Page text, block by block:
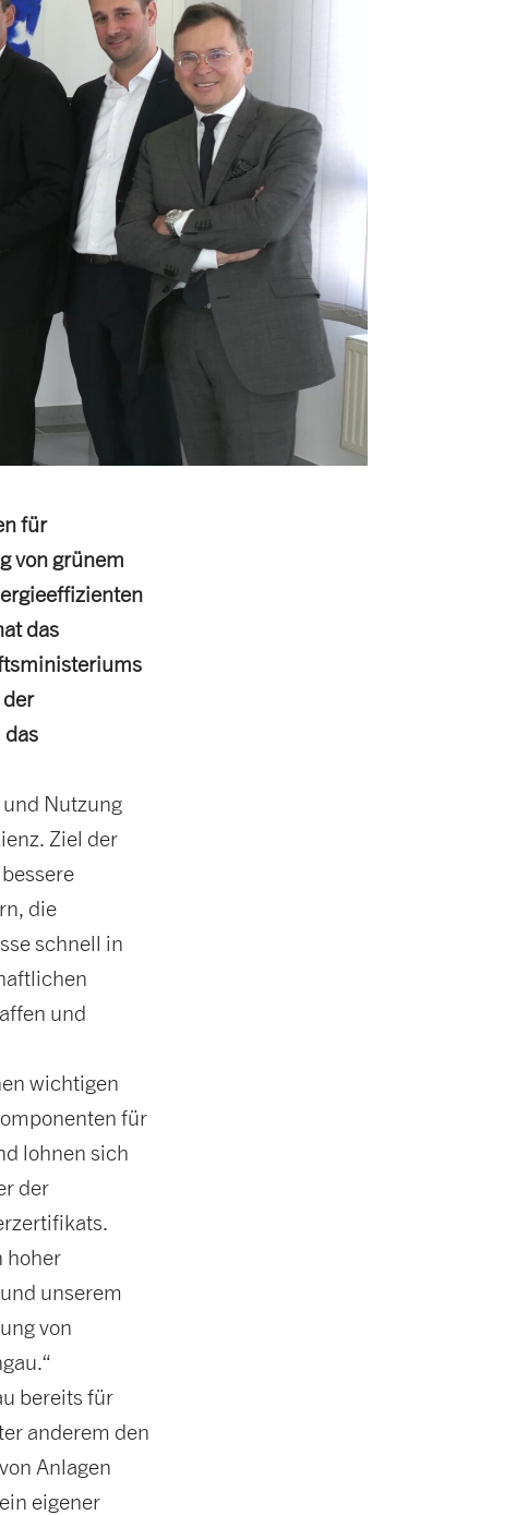
für
von grünem
das
das
Nutzung
Ziel der
die
schnell in
und
wichtigen
für
lohnen sich
der
hoher
unserem
von
bereits für
anderem den
Anlagen
eigener